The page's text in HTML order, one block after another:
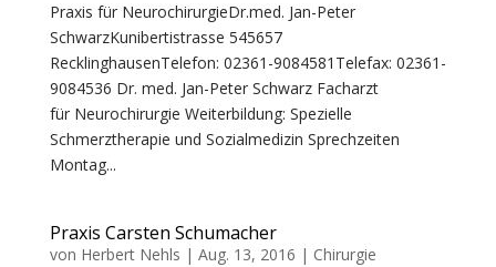
Praxis für NeurochirurgieDr.med. Jan-Peter
SchwarzKunibertistrasse 545657
RecklinghausenTelefon: 02361-9084581Telefax: 02361-
9084536 Dr. med. Jan-Peter Schwarz Facharzt
für Neurochirurgie Weiterbildung: Spezielle
Schmerztherapie und Sozialmedizin Sprechzeiten
Montag...
Praxis Carsten Schumacher
von Herbert Nehls | Aug. 13, 2016 | Chirurgie